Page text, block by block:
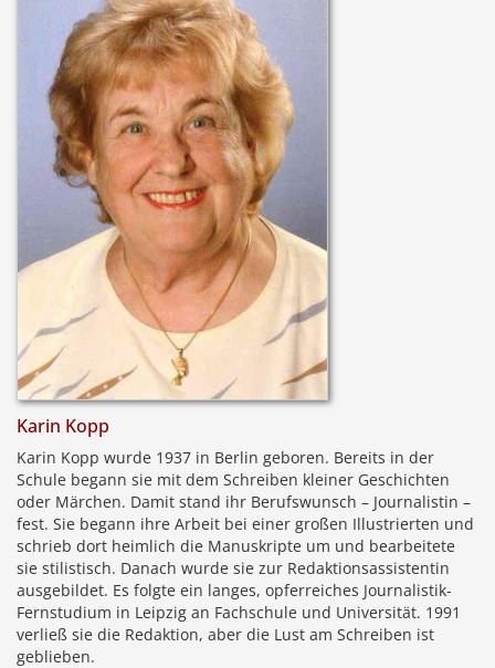
Karin Kopp
Karin Kopp wurde 1937 in Berlin geboren. Bereits in der
Schule begann sie mit dem Schreiben kleiner Geschichten
oder Märchen. Damit stand ihr Berufswunsch – Journalistin –
fest. Sie begann ihre Arbeit bei einer großen Illustrierten und
schrieb dort heimlich die Manuskripte um und bearbeitete
sie stilistisch. Danach wurde sie zur Redaktionsassistentin
ausgebildet. Es folgte ein langes, opferreiches Journalistik-
Fernstudium in Leipzig an Fachschule und Universität. 1991
verließ sie die Redaktion, aber die Lust am Schreiben ist
geblieben.